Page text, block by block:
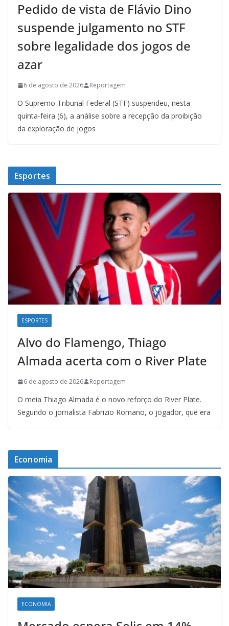
Pedido de vista de Flávio Dino
suspende julgamento no STF
sobre legalidade dos jogos de
azar
6 de agosto de 2026 Reportagem
O Supremo Tribunal Federal (STF) suspendeu, nesta
quinta-feira (6), a análise sobre a recepção da proibição
da exploração de jogos
Esportes
ESPORTES
Alvo do Flamengo, Thiago
Almada acerta com o River Plate
6 de agosto de 2026 Reportagem
O meia Thiago Almada é o novo reforço do River Plate.
Segundo o jornalista Fabrizio Romano, o jogador, que era
Economia
ECONOMIA